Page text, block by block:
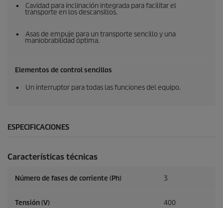
Cavidad para inclinación integrada para facilitar el
transporte en los descansillos.
Asas de empuje para un transporte sencillo y una
maniobrabilidad óptima.
Elementos de control sencillos
Un interruptor para todas las funciones del equipo.
ESPECIFICACIONES
Características técnicas
Número de fases de corriente (Ph) 3
Tensión (V) 400